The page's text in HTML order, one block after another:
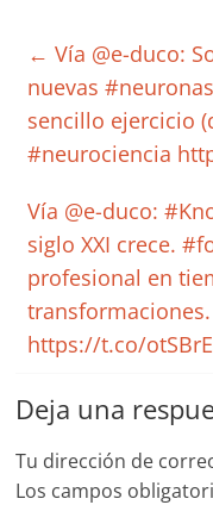
← Vía @e-duco:
nuevas
sencillo ejercicio
#neurociencia
Vía @e-duco:
siglo XXI crece.
profesional en
https://t.co/
Deja una
Tu dirección de
Los campos